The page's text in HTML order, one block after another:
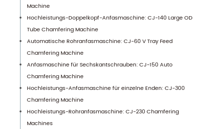
Machine
Hochleistungs-Doppelkopf-Anfasmaschine: CJ-140 Large OD
Tube Chamfering Machine
Automatische Rohranfasmaschine: CJ-60 V Tray Feed
Chamfering Machine
Anfasmaschine für Sechskantschrauben: CJ-150 Auto
Chamfering Machine
Hochleistungs-Anfasmaschine für einzelne Enden: CJ-300
Chamfering Machine
Hochleistungs-Rohranfasmaschine: CJ-230 Chamfering
Machines